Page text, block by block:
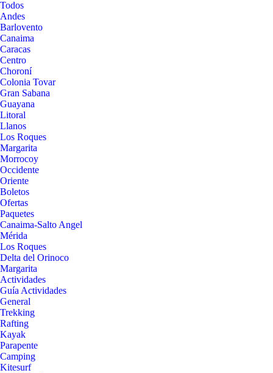
Todos
Andes
Barlovento
Canaima
Caracas
Centro
Choroní
Colonia Tovar
Gran Sabana
Guayana
Litoral
Llanos
Los Roques
Margarita
Morrocoy
Occidente
Oriente
Boletos
Ofertas
Paquetes
Canaima-Salto Angel
Mérida
Los Roques
Delta del Orinoco
Margarita
Actividades
Guía Actividades
General
Trekking
Rafting
Kayak
Parapente
Camping
Kitesurf